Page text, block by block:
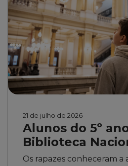
21 de julho de 2026
Alunos do 5º
Biblioteca
Os rapazes conheceram